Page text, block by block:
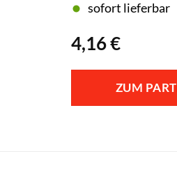
4,16€
sofort lieferbar
ZUM